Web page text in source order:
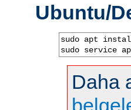
Ubuntu/
sudo apt
sudo service
Daha